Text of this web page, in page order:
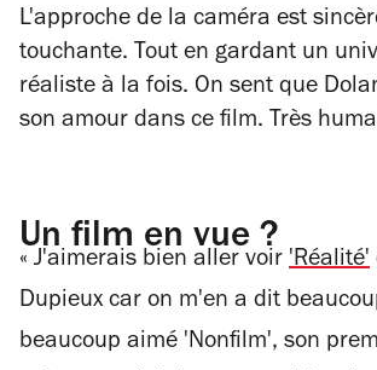
L'approche de la caméra est
touchante. Tout en gardant un
réaliste à la fois. On sent que
son amour dans ce film. Très
Un film en vue ?
« J'aimerais bien aller voir 'Réalité'
Dupieux car on m'en a dit
beaucoup aimé 'Nonfilm', son